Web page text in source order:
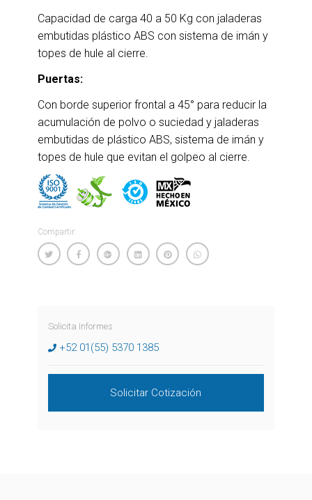
Capacidad de carga 40 a 50 Kg con jaladeras
embutidas plástico ABS con sistema de imán y
topes de hule al cierre.
Puertas:
Con borde superior frontal a 45° para reducir la
acumulación de polvo o suciedad y jaladeras
embutidas de plástico ABS, sistema de imán y
topes de hule que evitan el golpeo al cierre.
Compartir:
Solicita Informes
+52 01(55) 5370 1385
Solicitar Cotización